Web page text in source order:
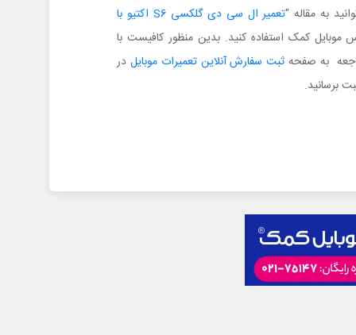
به مقاله "
تعمیر ال سی دی گلکسی S6 اکتیو با
موبایل کمک استفاده کنید. بدین منظور کافیست با
ثبت سفارش آنلاین تعمیرات موبایل در
برسانید.